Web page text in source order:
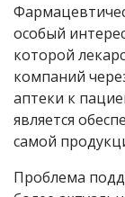
особый
которой
компаний
аптеки к
является
самой
Проблема